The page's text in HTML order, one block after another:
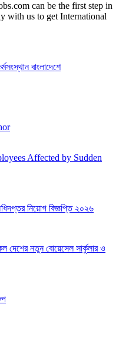
can be the first step in
with us to get International
বাংলাদেশে
Affected by Sudden
নিয়োগ বিজ্ঞপ্তি ২০২৬
দেশের নতুন বোয়েসেল সার্কুলার ও